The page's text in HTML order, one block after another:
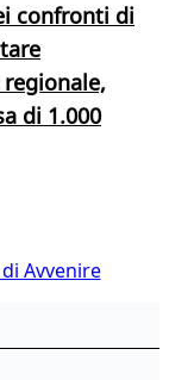
confronti di
di 1.000
Avvenire